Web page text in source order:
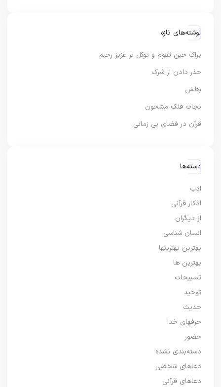
نوشته‌های تازه
یراک حین تقوم و توکل بر عزیز رحیم
حذر دادن از شرک
بطش
نجات فلک مشحون
قرآن در فضای بی زمانی
دسته‌ها
ادب
اذکار قرآنی
از دیگران
انسان شناسی
بهترین بهترینها
بهترین ها
تسبیحات
توحید
حدیث
حرفهای خدا
حضور
دسته‌بندی نشده
دعاهای شخصی
دعاهای قرآنی